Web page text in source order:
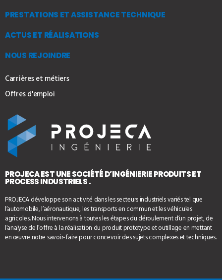
PRESTATIONS ET ASSISTANCE TECHNIQUE
ACTUS ET RÉALISATIONS
NOUS REJOINDRE
Carrières et métiers
Offres d'emploi
PROJECA EST UNE SOCIÉTÉ D’INGÉNIERIE PRODUITS ET
PROCESS INDUSTRIELS .
PROJECA développe son activité dans les secteurs industriels variés tel que
l’automobile, l’aéronautique, les transports en commun et les véhicules
agricoles. Nous intervenons à toutes les étapes du déroulement d’un projet, de
l’analyse de l’offre à la réalisation du produit prototype et outillage en mettant
en œuvre notre savoir-faire pour concevoir des sujets complexes et techniques.